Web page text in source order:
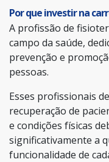
Por que investir na
A profissão de
campo da saúde,
prevenção e
pessoas.
Esses profissionais
recuperação de
e condições físicas
significativamente a
funcionalidade de